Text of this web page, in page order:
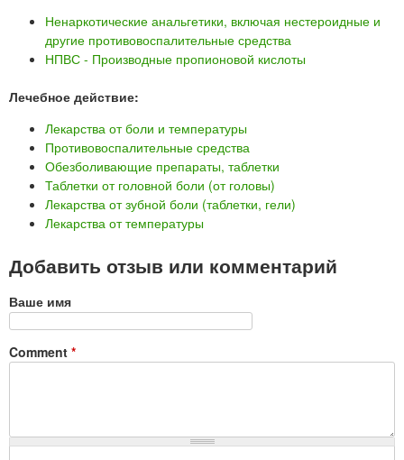
Ненаркотические анальгетики, включая нестероидные и
другие противовоспалительные средства
НПВС - Производные пропионовой кислоты
Лечебное действие:
Лекарства от боли и температуры
Противовоспалительные средства
Обезболивающие препараты, таблетки
Таблетки от головной боли (от головы)
Лекарства от зубной боли (таблетки, гели)
Лекарства от температуры
Добавить отзыв или комментарий
Ваше имя
Comment *